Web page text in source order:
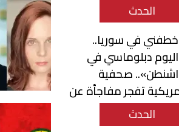
الحدث
في سوريا..
دبلوماسي في
صحفية
تفجر مفاجأة عن
قناطري
الحدث